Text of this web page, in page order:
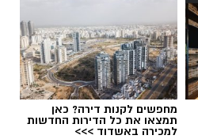
מחפשים לקנות דירה? כאן
תמצאו את כל הדירות החדשות
למכירה באשדוד >>>